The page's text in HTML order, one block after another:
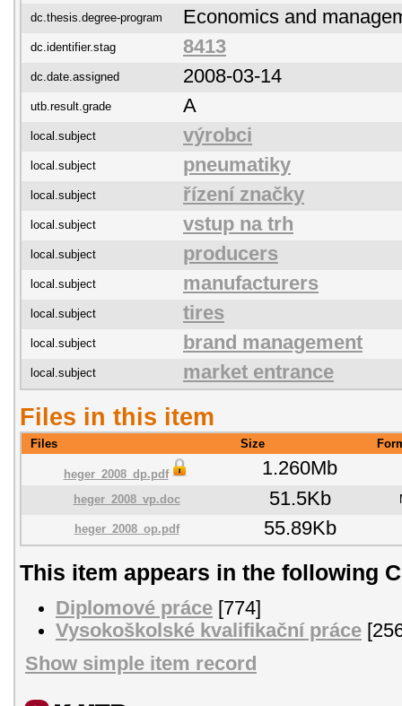
dc.thesis.degree-program Economics and
dc.identifier.stag 8413
dc.date.assigned 2008-03-14
utb.result.grade A
local.subject výrobci
local.subject pneumatiky
local.subject řízení značky
local.subject vstup na trh
local.subject producers
local.subject manufacturers
local.subject tires
local.subject brand management
local.subject market entrance
Files in this item
Files Size
heger_2008_dp.pdf 1.260Mb
heger_2008_vp.doc 51.5Kb
heger_2008_op.pdf 55.89Kb
This item appears in the following
Diplomové práce [774]
Vysokoškolské kvalifikační práce
Show simple item record